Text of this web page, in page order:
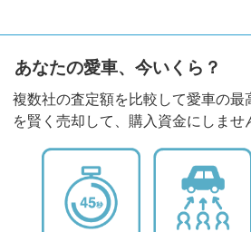
あなたの愛車、今いくら？
複数社の査定額を比較して愛車の最
を賢く売却して、購入資金にしませ